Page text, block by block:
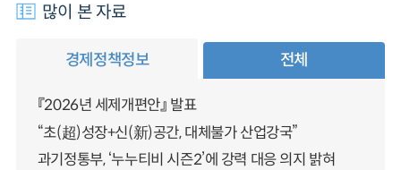
많이 본 자료
경제정책정보 전체
『2026년 세제개편안』 발표
“초(超)성장+신(新)공간, 대체불가 산업강국”
과기정통부, ‘누누티비 시즌2’에 강력 대응 의지 밝혀